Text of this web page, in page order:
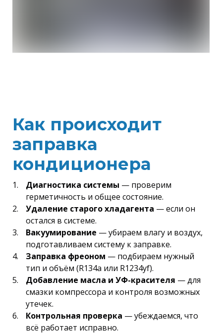
Как происходит
заправка
кондиционера
Диагностика системы — проверим
герметичность и общее состояние.
Удаление старого хладагента — если он
остался в системе.
Вакуумирование — убираем влагу и воздух,
подготавливаем систему к заправке.
Заправка фреоном — подбираем нужный
тип и объём (R134a или R1234yf).
Добавление масла и УФ-красителя — для
смазки компрессора и контроля возможных
утечек.
Контрольная проверка — убеждаемся, что
всё работает исправно.